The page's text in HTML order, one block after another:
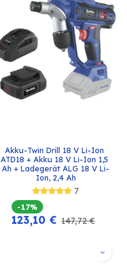
Akku-Twin Drill 18 V Li-Ion
ATD18 + Akku 18 V Li-Ion 1,5
Ah + Ladegerät ALG 18 V Li-
Ion, 2,4 Ah
7
-17%
123,10 € 147,72€